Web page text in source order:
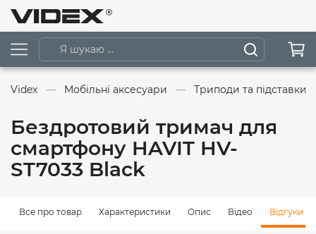
Videx Мобільні аксесуари Триподи та підставки
Бездротовий тримач для
смартфону HAVIT HV-
ST7033 Black
Все про товар Характеристики Опис Відео Відгуки (0)